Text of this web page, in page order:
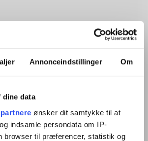
Annonceindstillinger Om
data
ønsker dit samtykke til at
indsamle persondata om IP-
browser til præferencer, statistik og